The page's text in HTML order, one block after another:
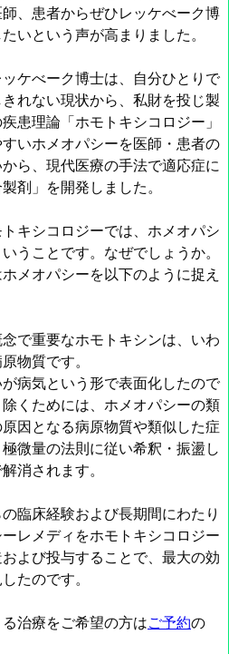
、患者からぜひレッケべーク博
いという声が高まりました。
ケべーク博士は、自分ひとりで
れない現状から、私財を投じ製
患理論「ホモトキシコロジー」
いホメオパシーを医師・患者の
ら、現代医療の手法で適応症に
剤」を開発しました。
キシコロジーでは、ホメオパシ
うことです。なぜでしょうか。
メオパシーを以下のように捉え
で重要なホモトキシンは、いわ
物質です。
が病気という形で表面化したので
くためには、ホメオパシーの類
因となる病原物質や類似した症
微量の法則に従い希釈・振盪し
消されます。
臨床経験および長期間にわたり
レメディをホモトキシコロジー
よび投与することで、最大の効
たのです。
治療をご希望の方はご予約の